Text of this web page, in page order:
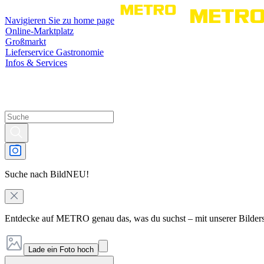
Navigieren Sie zu home page
Online-Marktplatz
Großmarkt
Lieferservice Gastronomie
Infos & Services
Suche nach BildNEU!
Entdecke auf METRO genau das, was du suchst – mit unserer
Lade ein Foto hoch